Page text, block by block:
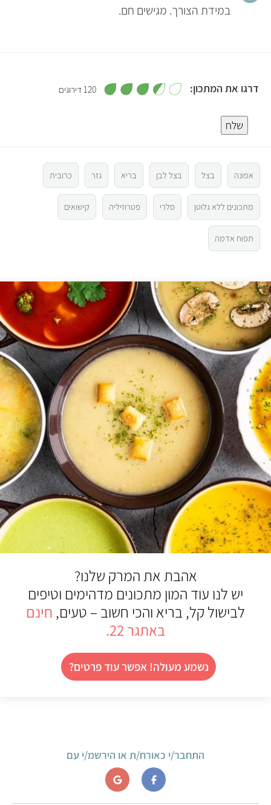
במידת הצורך. מגישים חם.
דרגו את המתכון:
3
120 דירוגים 3
שלח
אפונה בצל בצל לבן בריא גזר כרובית
מתכונים ללא גלוטן סלרי פטרוזיליה קישואים
תפוח אדמה
אהבת את המרק שלנו?
יש לנו עוד המון מתכונים מדהימים וטיפים
לבישול קל, בריא והכי חשוב – טעים, חינם
באתגר 22.
נשמע מעולה! אפשר עוד פרטים?
התחבר/י כאורח/ת או הירשמ/י עם